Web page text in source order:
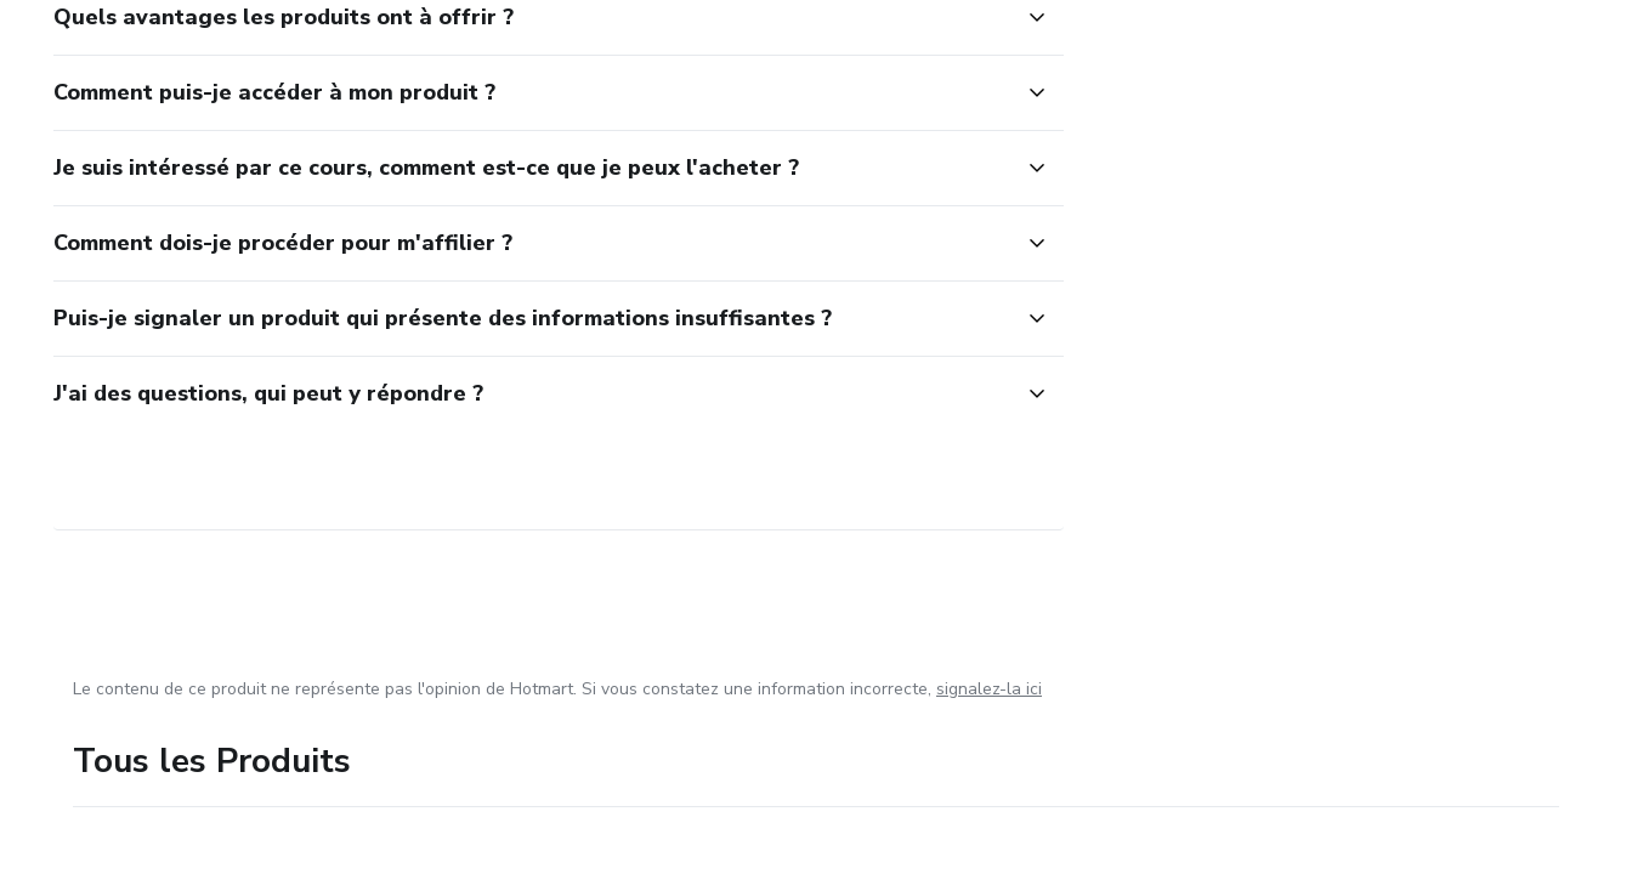
Quels avantages les produits ont à offrir ?
Comment puis-je accéder à mon produit ?
Je suis intéressé par ce cours, comment est-ce que je peux l'acheter ?
Comment dois-je procéder pour m'affilier ?
Puis-je signaler un produit qui présente des informations insuffisantes ?
J'ai des questions, qui peut y répondre ?
Le contenu de ce produit ne représente pas l'opinion de Hotmart. Si vous constatez une information incorrecte, signalez-la ici
Tous les Produits